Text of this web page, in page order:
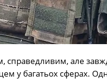
але
у багатьох сферах.